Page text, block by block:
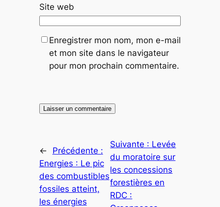
Site web
Enregistrer mon nom, mon e-mail
et mon site dans le navigateur
pour mon prochain commentaire.
←
Précédente :
Energies : Le pic
des combustibles
fossiles atteint,
les énergies
Suivante : Levée
du moratoire sur
les concessions
forestières en
RDC :